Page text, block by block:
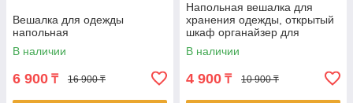
Вешалка для одежды
напольная
В наличии
6 900 ₸ 16 900 ₸
Напольная вешалка для
хранения одежды, открытый
шкаф органайзер для
одежды на 4 полки
В наличии
4 900 ₸ 10 900 ₸